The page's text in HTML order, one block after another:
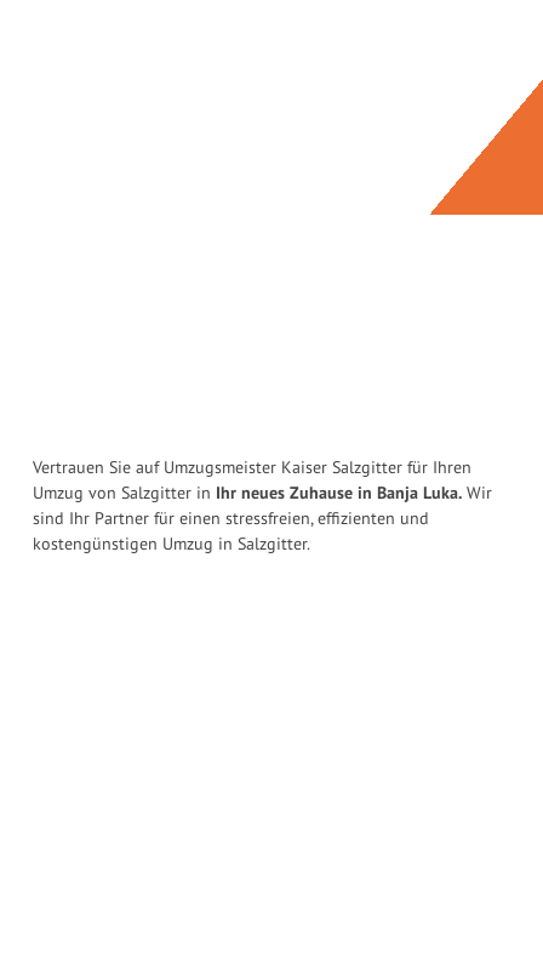
Vertrauen Sie auf Umzugsmeister Kaiser Salzgitter für Ihren
Umzug von Salzgitter in Ihr neues Zuhause in Banja Luka. Wir
sind Ihr Partner für einen stressfreien, effizienten und
kostengünstigen Umzug in Salzgitter.